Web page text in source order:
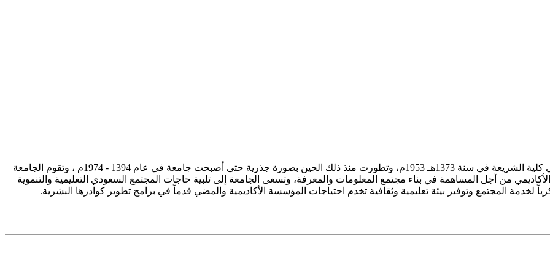
تأسست جامعة الإمام محمد بن سعود الإسلامية ممثلة في كلية الشريعة في سنة 1373هـ 1953م، وتطورت منذ ذلك الحين بصورة جذرية حتى أصبحت جامعة في عام 1394 - 1974م ، وتقوم الجامعة
الأكاديمي من أجل المساهمة في بناء مجتمع المعلومات والمعرفة، وتسعى الجامعة إلى تلبية حاجات المجتمع السعودي التعليمية والتنموية
لخدمة المجتمع وتوفير بيئة تعليمية وثقافية تخدم احتياجات المؤسسة الأكاديمية والمضي قدماً في برامج تطوير كوادرها البشرية.